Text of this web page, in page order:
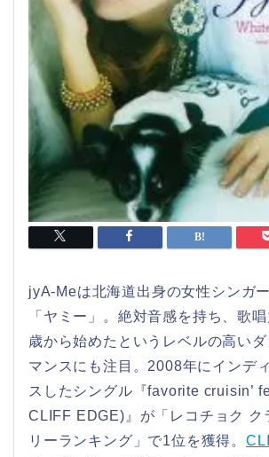
jyA-Meは北海道出身の女性シンガ
「ヤミー」。絶対音感を持ち、歌
歳から始めたというレベルの高い
マンスにも注目。2008年にインデ
スしたシングル『favorite cruisin’
CLIFF EDGE)』が「レコチョク ク
リーランキング」で1位を獲得。